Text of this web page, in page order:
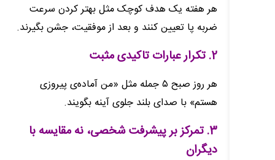
هر هفته یک هدف کوچک مثل بهتر کردن سرعت
ضربه پا تعیین کنند و بعد از موفقیت، جشن بگیرند.
2. تکرار عبارات تاکیدی مثبت
هر روز صبح ۵ جمله مثل «من آماده‌ی پیروزی
هستم» با صدای بلند جلوی آینه بگویند.
3. تمرکز بر پیشرفت شخصی، نه مقایسه با
دیگران